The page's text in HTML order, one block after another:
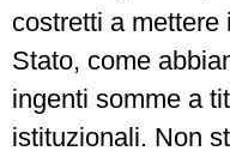
costretti a
Stato, come
ingenti somme a
istituzionali. Non